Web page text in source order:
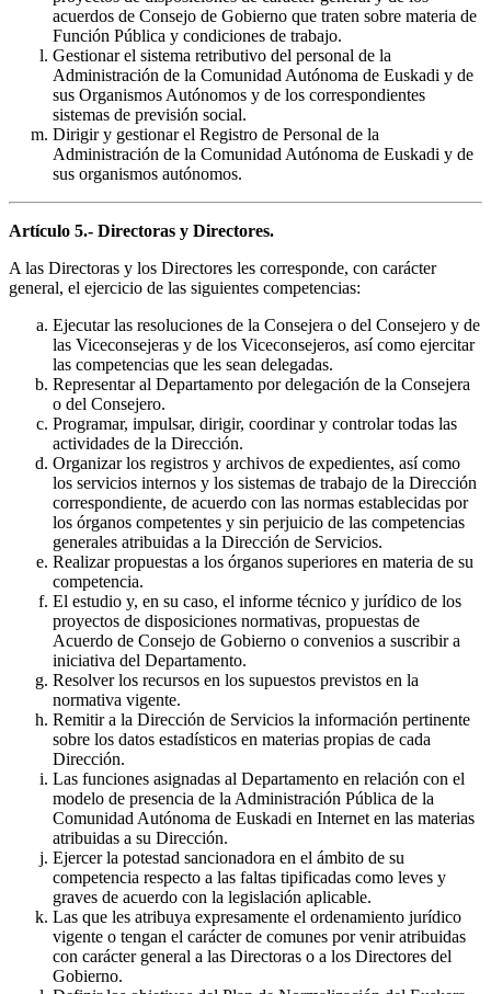
acuerdos de Consejo de Gobierno que traten sobre materia de
Función Pública y condiciones de trabajo.
Gestionar el sistema retributivo del personal de la
Administración de la Comunidad Autónoma de Euskadi y de
sus Organismos Autónomos y de los correspondientes
sistemas de previsión social.
Dirigir y gestionar el Registro de Personal de la
Administración de la Comunidad Autónoma de Euskadi y de
sus organismos autónomos.
Artículo 5.- Directoras y Directores.
A las Directoras y los Directores les corresponde, con carácter
general, el ejercicio de las siguientes competencias:
Ejecutar las resoluciones de la Consejera o del Consejero y de
las Viceconsejeras y de los Viceconsejeros, así como ejercitar
las competencias que les sean delegadas.
Representar al Departamento por delegación de la Consejera
o del Consejero.
Programar, impulsar, dirigir, coordinar y controlar todas las
actividades de la Dirección.
Organizar los registros y archivos de expedientes, así como
los servicios internos y los sistemas de trabajo de la Dirección
correspondiente, de acuerdo con las normas establecidas por
los órganos competentes y sin perjuicio de las competencias
generales atribuidas a la Dirección de Servicios.
Realizar propuestas a los órganos superiores en materia de su
competencia.
El estudio y, en su caso, el informe técnico y jurídico de los
proyectos de disposiciones normativas, propuestas de
Acuerdo de Consejo de Gobierno o convenios a suscribir a
iniciativa del Departamento.
Resolver los recursos en los supuestos previstos en la
normativa vigente.
Remitir a la Dirección de Servicios la información pertinente
sobre los datos estadísticos en materias propias de cada
Dirección.
Las funciones asignadas al Departamento en relación con el
modelo de presencia de la Administración Pública de la
Comunidad Autónoma de Euskadi en Internet en las materias
atribuidas a su Dirección.
Ejercer la potestad sancionadora en el ámbito de su
competencia respecto a las faltas tipificadas como leves y
graves de acuerdo con la legislación aplicable.
Las que les atribuya expresamente el ordenamiento jurídico
vigente o tengan el carácter de comunes por venir atribuidas
con carácter general a las Directoras o a los Directores del
Gobierno.